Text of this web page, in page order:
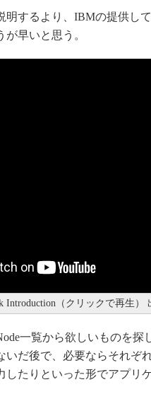
するより、IBMの提供して
早いと思う。
Introduction（クリックで再生）
一覧から欲しいものを探
いだ後で、必要ならそれぞ
したりといった形でアプリ